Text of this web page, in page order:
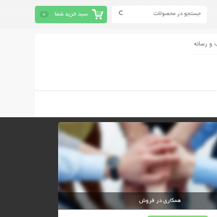
سبد خرید شما 0
و رسانه
همکاری در فروش